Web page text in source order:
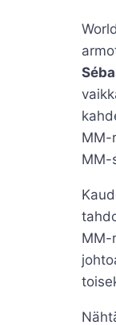
MM-
MM-
MM-